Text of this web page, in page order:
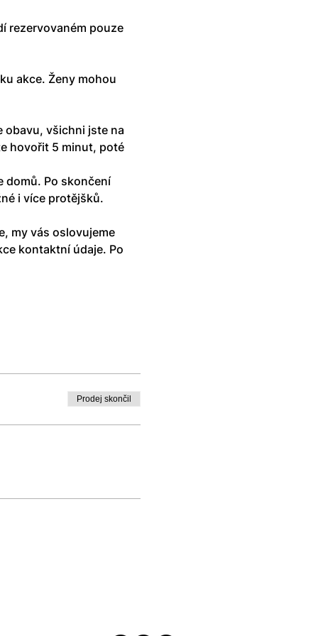
rezervovaném pouze
akce. Ženy mohou
obavu, všichni jste na
hovořit 5 minut, poté
domů. Po skončení
i více protějšků.
my vás oslovujeme
kontaktní údaje. Po
Prodej skončil